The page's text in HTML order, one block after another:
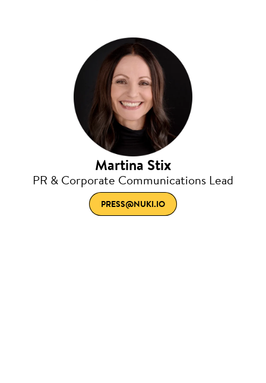
Martina Stix
PR & Corporate Communications Lead
PRESS@NUKI.IO